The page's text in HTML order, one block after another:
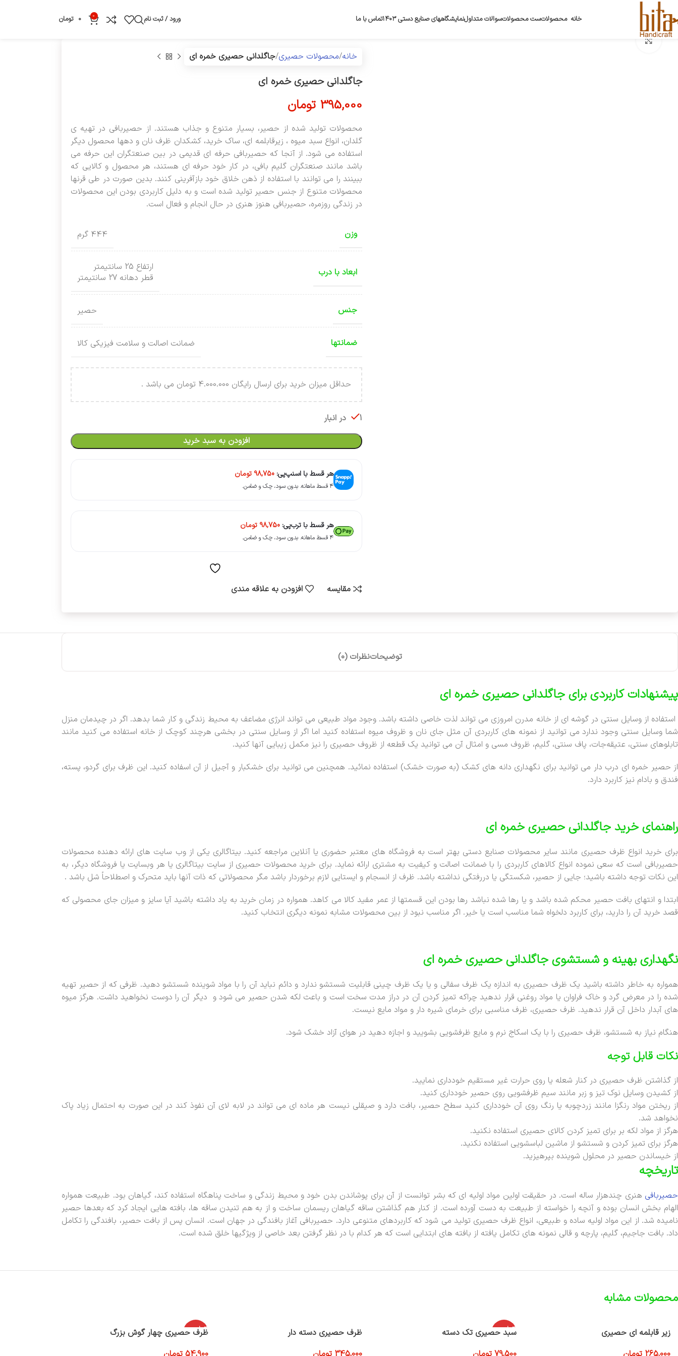
خانه محصولاتست محصولاتسوالات متداولنمایشگاههای صنایع دستی ۱۴۰۳ تماس با ما ورود / ثبت نام 0
0 تومان
خانه محصولات حصیری جاگلدانی حصیری خمره ای
جاگلدانی حصیری خمره ای
395,000 تومان
محصولات تولید شده از حصیر، بسیار متنوع و جذاب هستند. از حصیربافی در تهیه ی
گلدان، انواع سبد میوه ، زیرقابلمه ای، ساک خرید، کشکدان ظرف نان و دهها محصول دیگر
استفاده می شود. از آنجا که حصیربافی حرفه ای قدیمی در بین صنعتگران این حرفه می
باشد مانند صنعتگران گلیم بافی، در کار خود حرفه ای هستند، هر محصول و کالایی که
ببینند را می توانند با استفاده از ذهن خلاق خود بازآفرینی کنند. بدین صورت در طی قرنها
محصولات متنوع از جنس حصیر تولید شده است و به دلیل کاربردی بودن این محصولات
در زندگی روزمره، حصیربافی هنوز هنری در حال انجام و فعال است.
وزن 444 گرم
ابعاد با درب
ارتفاع 25 سانتیمتر
قطر دهانه 27 سانتیمتر
جنس حصیر
ضمانتها ضمانت اصالت و سلامت فیزیکی کالا
حداقل میزان خرید برای ارسال رایگان 4.000.000 تومان می باشد .
1 در انبار
افزودن به سبد خرید
هر قسط با اسنپ‌پی: 98,750 تومان
۴ قسط ماهانه. بدون سود، چک و ضامن.
هر قسط با ترب‌پی: 98,750 تومان
۴ قسط ماهانه. بدون سود، چک و ضامن.
مقایسه افزودن به علاقه مندی
توضیحاتنظرات (0)
پیشنهادات کاربردی برای جاگلدانی حصیری خمره ای
استفاده از وسایل سنتی در گوشه ای از خانه مدرن امروزی می تواند لذت خاصی داشته باشد. وجود مواد طبیعی می تواند انرژی مضاعف به محیط زندگی و کار شما بدهد. اگر در چیدمان منزل
شما وسایل سنتی وجود ندارد می توانید از نمونه های کاربردی آن مثل جای نان و ظروف میوه استفاده کنید اما اگر از وسایل سنتی در بخشی هرچند کوچک از خانه استفاده می کنید مانند
تابلوهای سنتی، عتیقه‌جات، پاف سنتی، گلیم، ظروف مسی و امثال آن می توانید یک قطعه از ظروف حصیری را نیز مکمل زیبایی آنها کنید.
از حصیر خمره ای درب دار می توانید برای نگهداری دانه های کشک (به صورت خشک) استفاده نمائید. همچنین می توانید برای خشکبار و آجیل از آن اسفاده کنید. این ظرف برای گردو، پسته،
فندق و بادام نیز کاربرد دارد.
راهنمای خرید جاگلدانی حصیری خمره ای
برای خرید انواع ظرف حصیری مانند سایر محصولات صنایع دستی بهتر است به فروشگاه های معتبر حضوری یا آنلاین مراجعه کنید. بیتاگالری یکی از وب سایت های ارائه دهنده محصولات
حصیربافی است که سعی نموده انواع کالاهای کاربردی را با ضمانت اصالت و کیفیت به مشتری ارائه نماید. برای خرید محصولات حصیری از سایت بیتاگالری یا هر وبسایت یا فروشگاه دیگر، به
این نکات توجه داشته باشید؛ جایی از حصیر، شکستگی یا دررفتگی نداشته باشد. ظرف از انسجام و ایستایی لازم برخوردار باشد مگر محصولاتی که ذات آنها باید متحرک و اصطلاحاً شل باشد .
ابتدا و انتهای بافت حصیر محکم شده باشد و یا رها شده نباشد رها بودن این قسمتها از عمر مفید کالا می کاهد. همواره در زمان خرید به یاد داشته باشید آیا سایز و میزان جای محصولی که
قصد خرید آن را دارید، برای کاربرد دلخواه شما مناسب است یا خیر. اگر مناسب نبود از بین محصولات مشابه نمونه دیگری انتخاب کنید.
نگهداری بهینه و شستشوی جاگلدانی حصیری خمره ای
همواره به خاطر داشته باشید یک ظرف حصیری به اندازه یک ظرف سفالی و یا یک ظرف چینی قابلیت شستشو ندارد و دائم نباید آن را با مواد شوینده شستشو دهید. ظرفی که از حصیر تهیه
شده را در معرض گرد و خاک فراوان یا مواد روغنی قرار ندهید چراکه تمیز کردن آن در دراز مدت سخت است و باعث لکه شدن حصیر می شود و دیگر آن را دوست نخواهید داشت. هرگز میوه
های آبدار داخل آن قرار ندهید. ظرف حصیری، ظرف مناسبی برای خرمای شیره دار و مواد مایع نیست.
هنگام نیاز به شستشو، ظرف حصیری را با یک اسکاج نرم و مایع ظرفشویی بشویید و اجازه دهید در هوای آزاد خشک شود.
نکات قابل توجه
از گذاشتن ظرف حصیری در کنار شعله یا روی حرارت غیر مستقیم خودداری نمایید.
از کشیدن وسایل نوک تیز و زبر مانند سیم ظرفشویی روی حصیر خودداری کنید.
از ریختن مواد رنگزا مانند زردچوبه یا رنگ روی آن خودداری کنید سطح حصیر، بافت دارد و صیقلی نیست هر ماده ای می تواند در لابه لای آن نفوذ کند در این صورت به احتمال زیاد پاک
نخواهد شد.
هرگز از مواد لکه بر برای تمیز کردن کالای حصیری استفاده نکنید.
هرگز برای تمیز کردن و شستشو از ماشین لباسشویی استفاده نکنید.
از خیساندن حصیر در محلول شوینده بپرهیزید.
تاریخچه
حصیربافی هنری چندهزار ساله است. در حقیقت اولین مواد اولیه ای که بشر توانست از آن برای پوشاندن بدن خود و محیط زندگی و ساخت پناهگاه استفاده کند، گیاهان بود. طبیعت همواره
الهام بخش انسان بوده و آنچه را خواسته از طبیعت به دست آورده است. از کنار هم گذاشتن ساقه گیاهان ریسمان ساخت و از به هم تنیدن ساقه ها،‌ بافته هایی ایجاد کرد که بعدها حصیر
نامیده شد. از این مواد اولیه ساده و طبیعی، انواع ظرف حصیری تولید می شود که کاربردهای متنوعی دارد. حصیربافی آغاز بافندگی در جهان است. انسان پس از بافت حصیر، بافندگی را تکامل
داد. بافت جاجیم، گلیم، پارچه و قالی نمونه های تکامل یافته از بافته های ابتدایی است که هر کدام با در نظر گرفتن بعد خاصی از ویژگیها خلق شده است.
محصولات مشابه
زیر قابلمه ای حصیری
اتمام موج
ودی
سبد حصیری تک دسته
ظرف حصیری دسته دار
اتمام موج
ودی
ظرف حصیری چهار گوش بزرگ